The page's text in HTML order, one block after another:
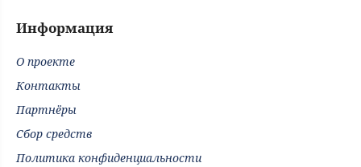
Информация
О проекте
Контакты
Партнёры
Сбор средств
Политика конфиденциальности